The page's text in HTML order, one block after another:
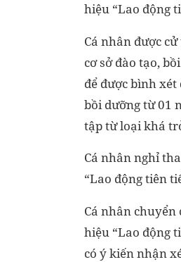
hiệu “Lao động
Cá nhân được
cơ sở đào tạo,
để được bình
bồi dưỡng từ 01
tập từ loại khá
Cá nhân nghỉ
“Lao động tiên
Cá nhân
hiệu “Lao động
có ý kiến nhận